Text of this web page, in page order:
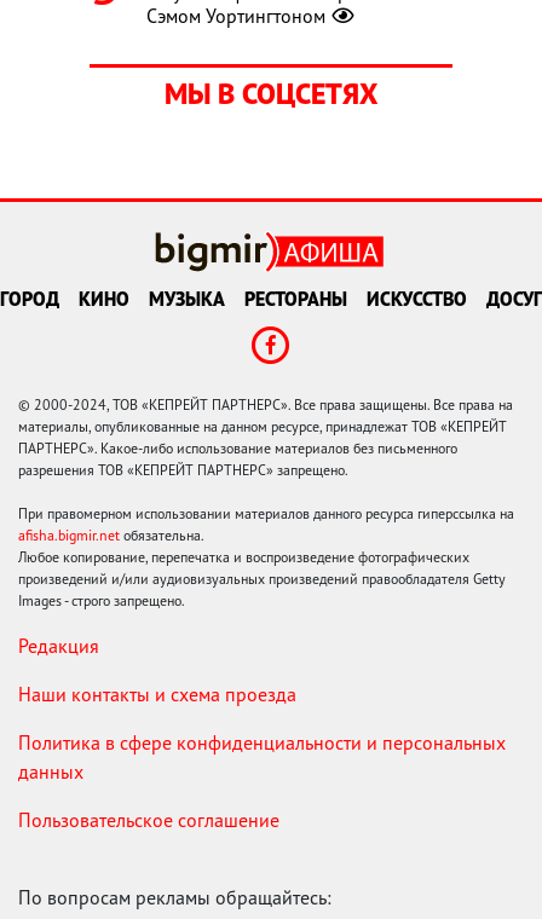
Сэмом Уортингтоном
МЫ В СОЦСЕТЯХ
ГОРОД КИНО МУЗЫКА РЕСТОРАНЫ ИСКУССТВО ДОСУГ
© 2000-2024, ТОВ «КЕПРЕЙТ ПАРТНЕРС». Все права защищены. Все права на
материалы, опубликованные на данном ресурсе, принадлежат ТОВ «КЕПРЕЙТ
ПАРТНЕРС». Какое-либо использование материалов без письменного
разрешения ТОВ «КЕПРЕЙТ ПАРТНЕРС» запрещено.
При правомерном использовании материалов данного ресурса гиперссылка на
afisha.bigmir.net обязательна.
Любое копирование, перепечатка и воспроизведение фотографических
произведений и/или аудиовизуальных произведений правообладателя Getty
Images - строго запрещено.
Редакция
Наши контакты и схема проезда
Политика в сфере конфиденциальности и персональных
данных
Пользовательское соглашение
По вопросам рекламы обращайтесь: